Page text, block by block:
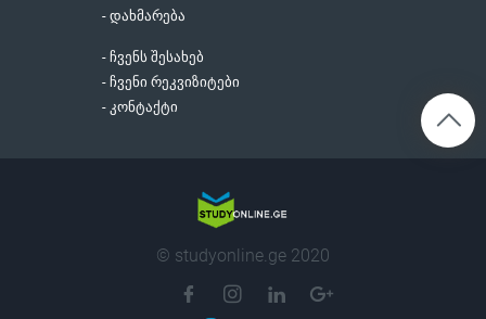
- დახმარება
- ჩვენს შესახებ
- ჩვენი რეკვიზიტები
- კონტაქტი
© studyonline.ge 2020